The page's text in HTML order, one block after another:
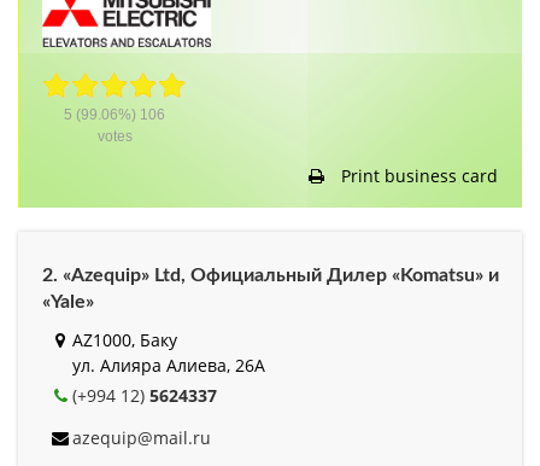
5 (99.06%) 106
votes
Print business card
2. «Azequip» Ltd, Официальный Дилер «Komatsu» и
«Yale»
AZ1000, Баку
ул. Алияра Алиева, 26А
(+994 12) 5624337
azequip@mail.ru